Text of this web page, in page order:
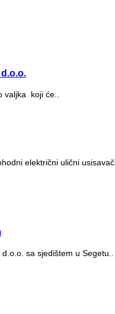
valjka koji će..
električni ulični usisavač..
sa sjedištem u Segetu..